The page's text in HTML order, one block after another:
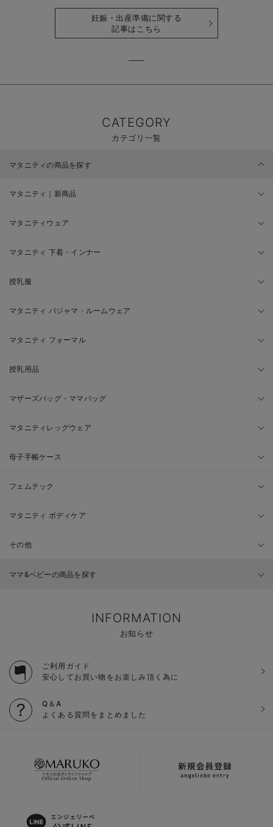
妊娠・出産準備に関する
記事はこちら
CATEGORY
カテゴリ一覧
マタニティの商品を探す
マタニティ｜新商品
マタニティウェア
マタニティ 下着・インナー
授乳服
マタニティ パジャマ・ルームウェア
マタニティ フォーマル
授乳用品
マザーズバッグ・ママバッグ
マタニティレッグウェア
母子手帳ケース
フェムテック
マタニティ ボディケア
その他
ママ&ベビーの商品を探す
INFORMATION
お知らせ
ご利用ガイド
安心してお買い物をお楽しみ頂く為に
Q＆A
よくある質問をまとめました